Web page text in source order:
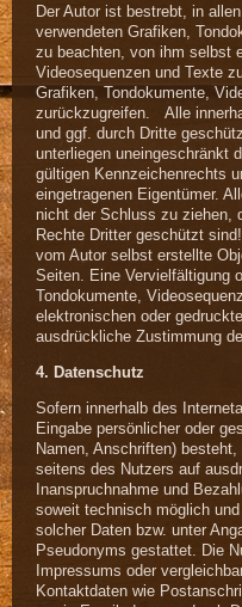
Der Autor ist bestrebt, in
verwendeten Grafiken,
zu beachten, von ihm selbst
Videosequenzen und Texte
Grafiken, Tondokumente,
zurückzugreifen. Alle
und ggf. durch Dritte
unterliegen uneingeschränkt
gültigen Kennzeichenrechts
eingetragenen Eigentümer.
nicht der Schluss zu ziehen,
Rechte Dritter geschützt
vom Autor selbst erstellte
Seiten. Eine Vervielfältigung
Tondokumente,
elektronischen oder
ausdrückliche Zustimmung
4. Datenschutz
Sofern innerhalb des
Eingabe persönlicher oder
Namen, Anschriften)
seitens des Nutzers auf
Inanspruchnahme und
soweit technisch möglich
solcher Daten bzw. unter
Pseudonyms gestattet. Die
Impressums oder
Kontaktdaten wie